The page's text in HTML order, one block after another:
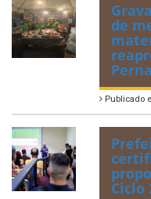
de
Publicado
Ciclo